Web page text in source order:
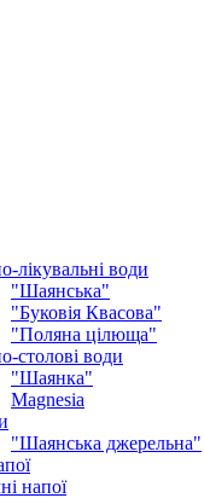
лікувальні води
"Шаянська"
"Буковія Квасова"
"Поляна цілюща"
столові води
"Шаянка"
Magnesia
"Шаянська джерельна"
напої